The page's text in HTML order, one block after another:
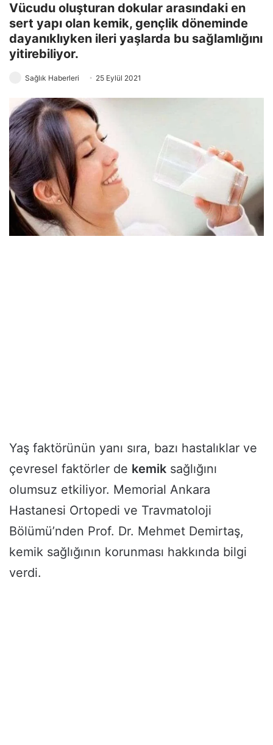
Vücudu oluşturan dokular arasındaki en
sert yapı olan kemik, gençlik döneminde
dayanıklıyken ileri yaşlarda bu sağlamlığını
yitirebiliyor.
Sağlık Haberleri 25 Eylül 2021
Yaş faktörünün yanı sıra, bazı hastalıklar ve
çevresel faktörler de kemik sağlığını
olumsuz etkiliyor. Memorial Ankara
Hastanesi Ortopedi ve Travmatoloji
Bölümü’nden Prof. Dr. Mehmet Demirtaş,
kemik sağlığının korunması hakkında bilgi
verdi.